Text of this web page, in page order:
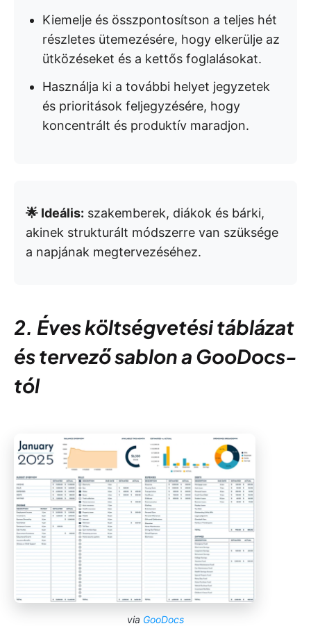
Kiemelje és összpontosítson a teljes hét
részletes ütemezésére, hogy elkerülje az
ütközéseket és a kettős foglalásokat.
Használja ki a további helyet jegyzetek
és prioritások feljegyzésére, hogy
koncentrált és produktív maradjon.
🌟 Ideális: szakemberek, diákok és bárki,
akinek strukturált módszerre van szüksége
a napjának megtervezéséhez.
2. Éves költségvetési táblázat
és tervező sablon a GooDocs-
tól
via GooDocs